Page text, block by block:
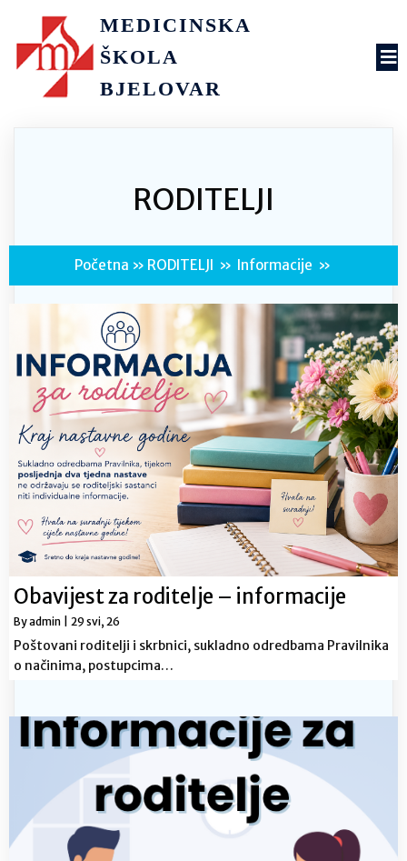
MEDICINSKA
ŠKOLA
BJELOVAR
RODITELJI
Početna » RODITELJI » Informacije »
Obavijest za roditelje – informacije
Byadmin 29 svi, 26
Poštovani roditelji i skrbnici, sukladno odredbama Pravilnika
o načinima, postupcima…